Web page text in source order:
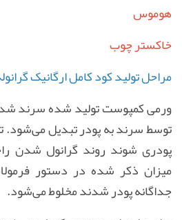
هوموس
خاکستر چوب
مراحل تولید کود کامل ارگانیک
ورمی کمپوست تولید شده سرند
توسط سرند به پودر تبدیل می‌شود.
پودری شوند روند گرانول شدن
میزان ذکر شده در دستور
جداگانه پودر شدند مخلوط می‌شود.